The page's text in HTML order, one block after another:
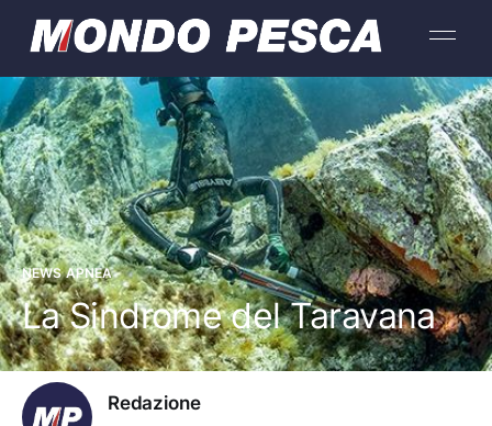
NEWS APNEA
La Sindrome del Taravana
Redazione